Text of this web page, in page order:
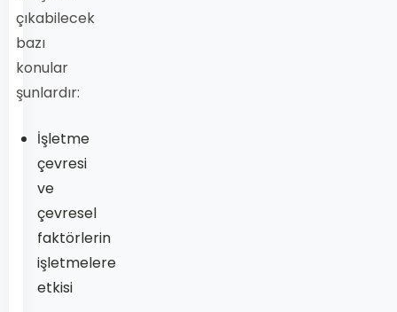
çıkabilecek
bazı
konular
şunlardır:
İşletme
çevresi
ve
çevresel
faktörlerin
işletmelere
etkisi